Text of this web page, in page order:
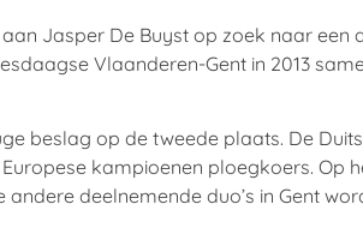
Jasper De Buyst op zoek naar een
Vlaanderen-Gent in 2013
beslag op de tweede plaats. De
kampioenen ploegkoers. Op
deelnemende duo’s in Gent